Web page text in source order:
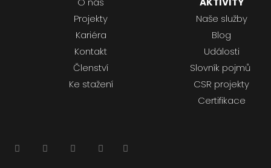
Projekty
Kariéra
Kontakt
Členství
Ke stažení
Naše služby
Blog
Události
Slovník pojmů
CSR projekty
Certifikace